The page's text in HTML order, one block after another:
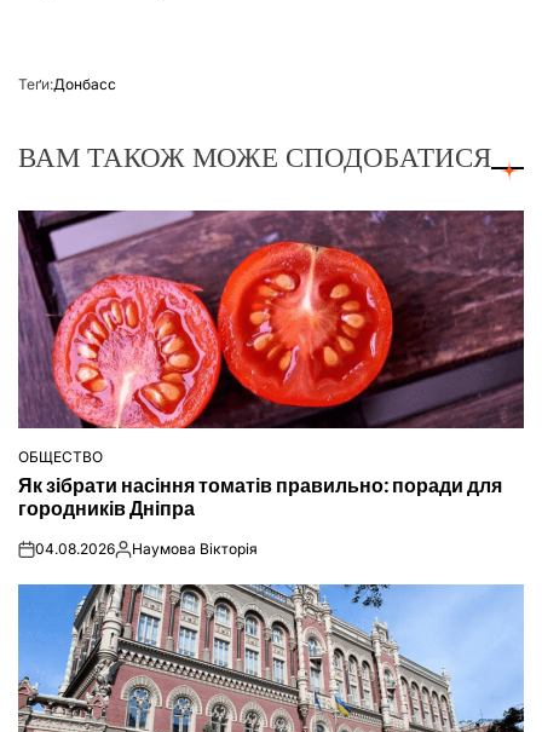
Теґи:Донбасс
ВАМ ТАКОЖ МОЖЕ СПОДОБАТИСЯ
ОПУБЛІКУВАТИ
У
ОБЩЕСТВО
Як зібрати насіння томатів правильно: поради для
городників Дніпра
on04.08.2026Опубліковано
Наумова Вікторія